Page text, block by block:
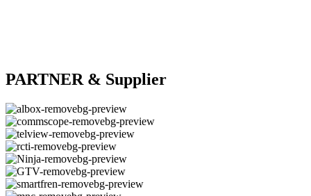
PARTNER & Supplier